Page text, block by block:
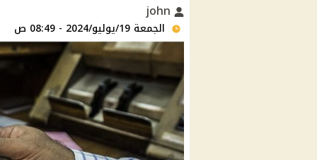
الجمعة 19/يوليو/2024 - 08:49 ص